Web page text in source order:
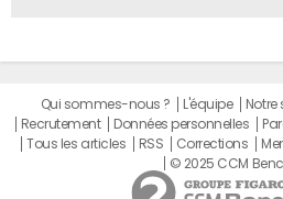
Qui sommes-nous ? L'équipe Notre
Recrutement
Données personnelles
Tous les articles
RSS Corrections
© 2025 CCM